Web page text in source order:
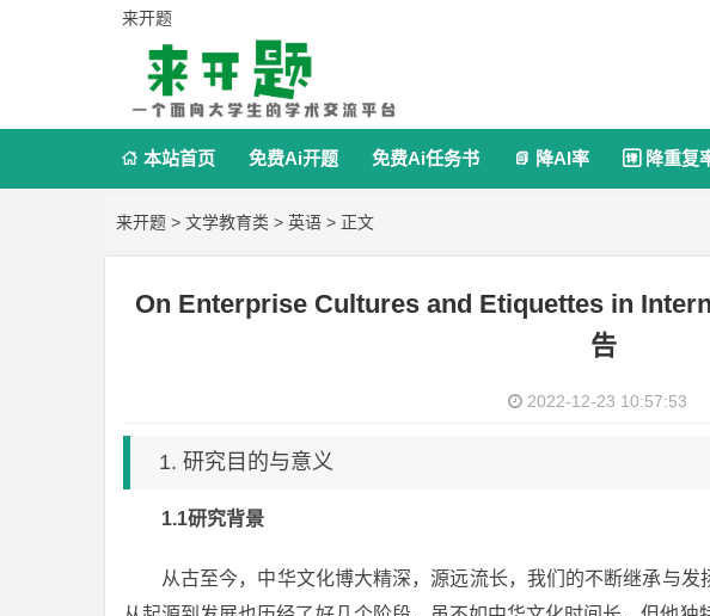
来开题
 本站首页 免费Ai开题 免费Ai任务书  降AI率  降重复
来开题 > 文学教育类 > 英语 > 正文
On Enterprise Cultures and Etiquettes in
告
2022-12-23 10:57:53
1. 研究目的与意义
1.1研究背景
从古至今，中华文化博大精深，源远流长，我们的不断继承与